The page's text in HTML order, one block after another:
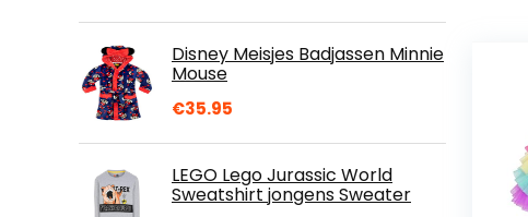
Disney Meisjes Badjassen Minnie
Mouse
€35.95
LEGO Lego Jurassic World
Sweatshirt jongens Sweater